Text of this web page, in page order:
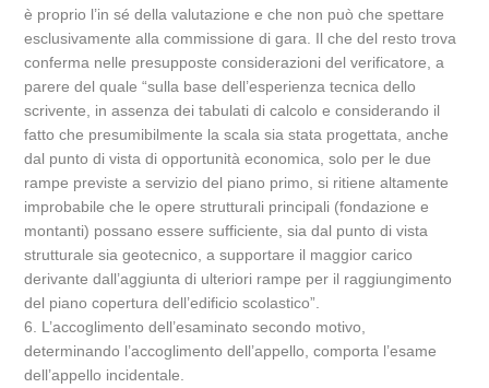
è proprio l’in sé della valutazione e che non può che spettare
esclusivamente alla commissione di gara. Il che del resto trova
conferma nelle presupposte considerazioni del verificatore, a
parere del quale “sulla base dell’esperienza tecnica dello
scrivente, in assenza dei tabulati di calcolo e considerando il
fatto che presumibilmente la scala sia stata progettata, anche
dal punto di vista di opportunità economica, solo per le due
rampe previste a servizio del piano primo, si ritiene altamente
improbabile che le opere strutturali principali (fondazione e
montanti) possano essere sufficiente, sia dal punto di vista
strutturale sia geotecnico, a supportare il maggior carico
derivante dall’aggiunta di ulteriori rampe per il raggiungimento
del piano copertura dell’edificio scolastico”.
6. L’accoglimento dell’esaminato secondo motivo,
determinando l’accoglimento dell’appello, comporta l’esame
dell’appello incidentale.